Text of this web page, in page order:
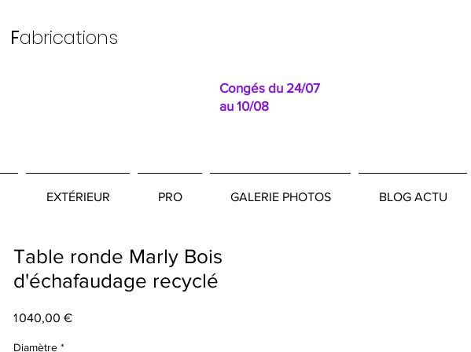
Fabrications
Congés du 24/07
au 10/08
Table ronde Marly Bois
d'échafaudage recyclé
1 040,00 €Prix
Diamètre *
EXTÉRIEUR PRO GALERIE PHOTOS BLOG ACTU